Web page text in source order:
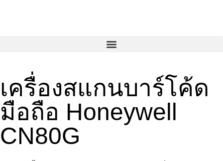
เครื่องสแกนบาร์โค้ด
มือถือ Honeywell
CN80G